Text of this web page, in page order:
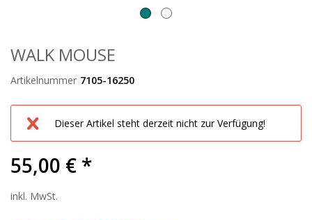
WALK MOUSE
Artikelnummer 7105-16250
Dieser Artikel steht derzeit nicht zur Verfügung!
55,00 € *
inkl. MwSt.